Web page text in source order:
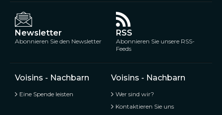
Newsletter
Abonnieren Sie den Newsletter
RSS
Abonnieren Sie unsere RSS-
Feeds
Voisins - Nachbarn
Eine Spende leisten
Voisins - Nachbarn
Wer sind wir?
Kontaktieren Sie uns